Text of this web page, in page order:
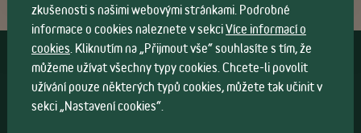
Vše o nákupu
Všeobecné obchodnípodmínky
Možnosti osobníhoodběru
zkušenosti s našimi webovými stránkami. Podrobné
informace o cookies naleznete v sekciVíce informací o
cookies. Kliknutím na „Přijmout vše“ souhlasíte s tím, že
můžeme užívat všechny typy cookies. Chcete-li povolit
užívání pouze některých typů cookies, můžete tak učinit v
sekci „Nastavení cookies“.